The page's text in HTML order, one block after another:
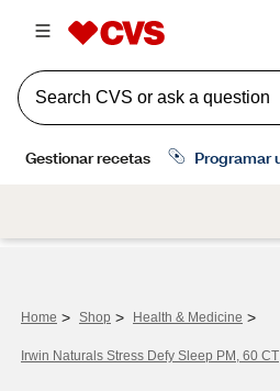
Home > Shop > Health & Medicine >
Irwin Naturals Stress Defy Sleep PM, 60 CT